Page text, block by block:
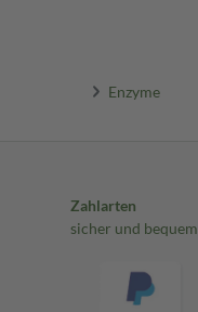
Enzyme
Zahlarten
sicher und bequem